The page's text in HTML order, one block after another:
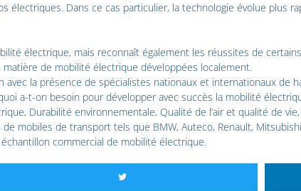
électriques. Dans ce cas particulier, la technologie évolue plus
électrique, mais reconnaît également les réussites de
de mobilité électrique développées localement.
la présence de spécialistes nationaux et internationaux de
a-t-on besoin pour développer avec succès la mobilité
Durabilité environnementale, Qualité de l’air et qualité de
mobiles de transport tels que BMW, Auteco, Renault,
commercial de mobilité électrique.